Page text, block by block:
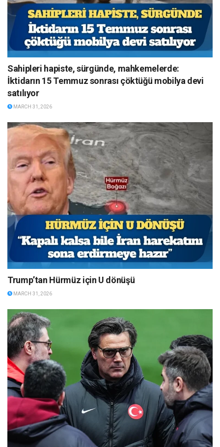
Sahipleri hapiste, sürgünde, mahkemelerde:
İktidarın 15 Temmuz sonrası çöktüğü mobilya devi
satılıyor
MARCH 31, 2026
Trump’tan Hürmüz için U dönüşü
MARCH 31, 2026